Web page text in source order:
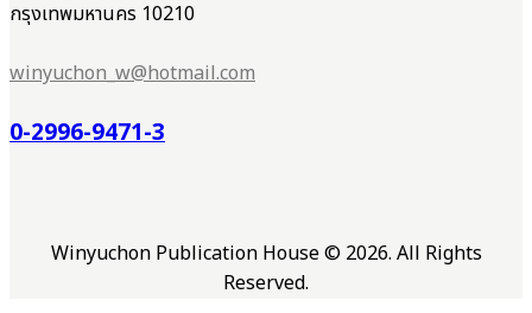
กรุงเทพมหานคร 10210
winyuchon_w@hotmail.com
0-2996-9471-3
Winyuchon Publication House © 2026. All Rights
Reserved.